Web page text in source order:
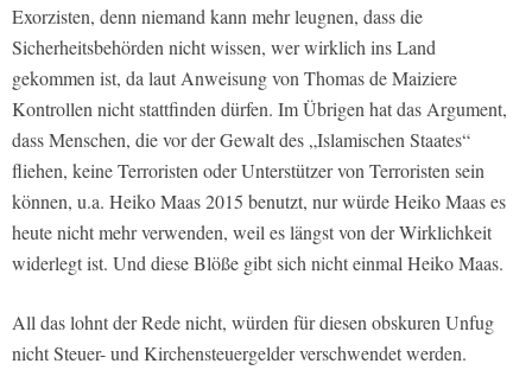
Exorzisten, denn niemand kann mehr leugnen, dass die
Sicherheitsbehörden nicht wissen, wer wirklich ins Land
gekommen ist, da laut Anweisung von Thomas de Maiziere
Kontrollen nicht stattfinden dürfen. Im Übrigen hat das Argument,
dass Menschen, die vor der Gewalt des „Islamischen Staates“
fliehen, keine Terroristen oder Unterstützer von Terroristen sein
können, u.a. Heiko Maas 2015 benutzt, nur würde Heiko Maas es
heute nicht mehr verwenden, weil es längst von der Wirklichkeit
widerlegt ist. Und diese Blöße gibt sich nicht einmal Heiko Maas.
All das lohnt der Rede nicht, würden für diesen obskuren Unfug
nicht Steuer- und Kirchensteuergelder verschwendet werden.